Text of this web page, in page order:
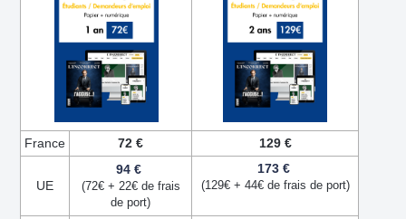
France 72 € 129 €
UE
94 €
(72€ + 22€ de frais
de port)
173 €
(129€ + 44€ de frais de port)